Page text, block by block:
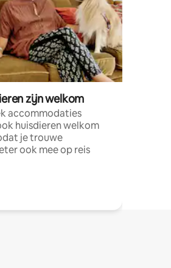
zijn welkom
accommodaties
huisdieren welkom
je trouwe
ook mee op reis